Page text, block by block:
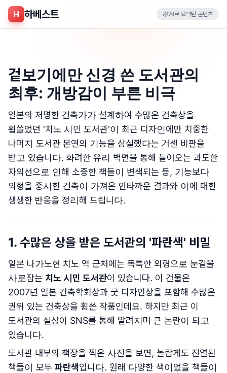
H 하베스트 AI로 요약된 콘텐츠
겉보기에만 신경 쓴 도서관의
최후: 개방감이 부른 비극
일본의 저명한 건축가가 설계하여 수많은 건축상을
휩쓸었던 '치노 시민 도서관'이 최근 디자인에만 치중한
나머지 도서관 본연의 기능을 상실했다는 거센 비판을
받고 있습니다. 화려한 유리 벽면을 통해 들어오는 과도한
자외선으로 인해 소중한 책들이 변색되는 등, 기능보다
외형을 중시한 건축이 가져온 안타까운 결과와 이에 대한
생생한 반응을 정리해 드립니다.
1. 수많은 상을 받은 도서관의 '파란색' 비밀
일본 나가노현 치노 역 근처에는 독특한 외형으로 눈길을
사로잡는 치노 시민 도서관이 있습니다. 이 건물은
2007년 일본 건축학회상과 굿 디자인상을 포함해 수많은
권위 있는 건축상을 휩쓴 작품인데요. 하지만 최근 이
도서관의 실상이 SNS를 통해 알려지며 큰 논란이 되고
있습니다.
도서관 내부의 책장을 찍은 사진을 보면, 놀랍게도 진열된
책들이 모두 파란색입니다. 원래 다양한 색이었을 책들이